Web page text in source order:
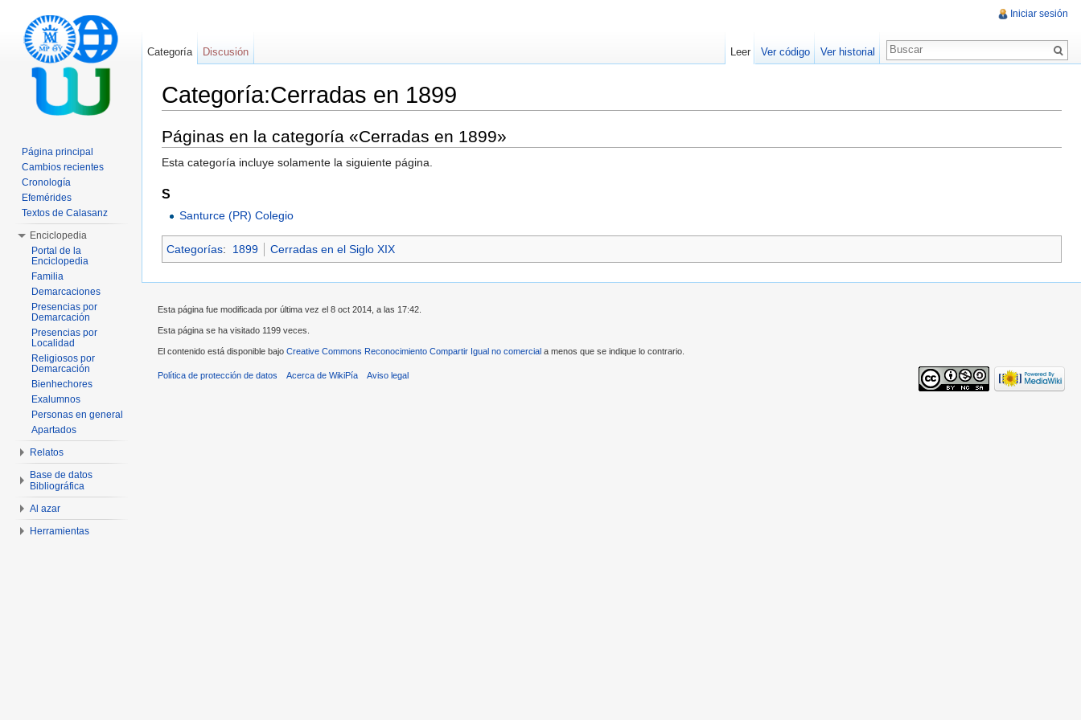
Categoría:Cerradas en 1899
Páginas en la categoría «Cerradas en 1899»
Esta categoría incluye solamente la siguiente página.
S
Santurce (PR) Colegio
Categorías: 1899 Cerradas en el Siglo XIX
Iniciar sesión
Categoría Discusión Leer Ver código Ver historial
Página principal
Cambios recientes
Cronología
Efemérides
Textos de Calasanz
Enciclopedia
Portal de la
Enciclopedia
Familia
Demarcaciones
Presencias por
Demarcación
Presencias por
Localidad
Religiosos por
Demarcación
Bienhechores
Exalumnos
Personas en general
Apartados
Relatos
Base de datos
Bibliográfica
Al azar
Herramientas
Esta página fue modificada por última vez el 8 oct 2014, a las 17:42.
Esta página se ha visitado 1199 veces.
El contenido está disponible bajo Creative Commons Reconocimiento Compartir Igual no comercial a menos que se indique lo contrario.
Política de protección de datos Acerca de WikiPía Aviso legal